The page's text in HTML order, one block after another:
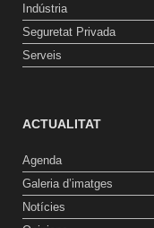
Indústria
Seguretat Privada
Serveis
ACTUALITAT
Agenda
Galeria d’imatges
Notícies